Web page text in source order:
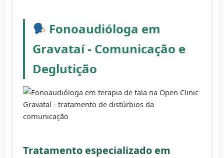
Fonoaudióloga em
Gravataí - Comunicação e
Deglutição
Tratamento especializado em